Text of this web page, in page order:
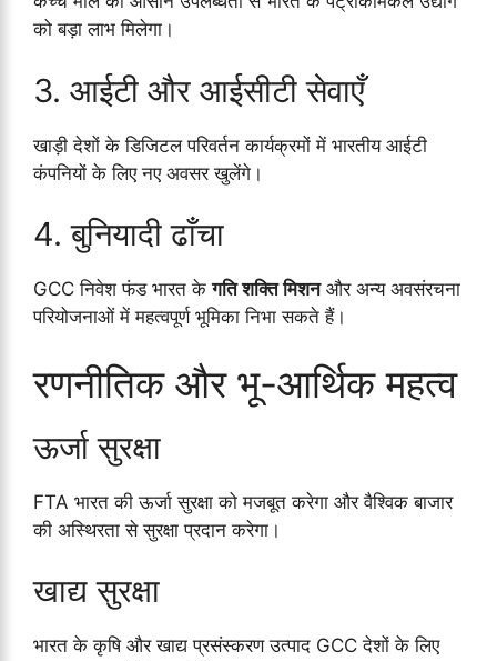
को बड़ा लाभ मिलेगा।
3. आईटी और आईसीटी सेवाएँ
खाड़ी देशों के डिजिटल परिवर्तन कार्यक्रमों में भारतीय आईटी
कंपनियों के लिए नए अवसर खुलेंगे।
4. बुनियादी ढाँचा
GCC निवेश फंड भारत केगति शक्ति मिशनऔर अन्य अवसंरचना
परियोजनाओं में महत्वपूर्ण भूमिका निभा सकते हैं।
रणनीतिक और भू-आर्थिक महत्व
ऊर्जा सुरक्षा
FTA भारत की ऊर्जा सुरक्षा को मजबूत करेगा और वैश्विक बाजार
की अस्थिरता से सुरक्षा प्रदान करेगा।
खाद्य सुरक्षा
भारत के कृषि और खाद्य प्रसंस्करण उत्पाद GCC देशों के लिए